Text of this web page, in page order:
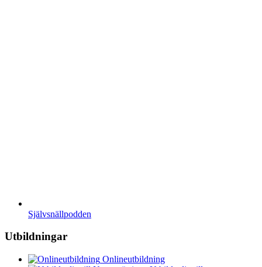
Självsnällpodden
Utbildningar
Onlineutbildning